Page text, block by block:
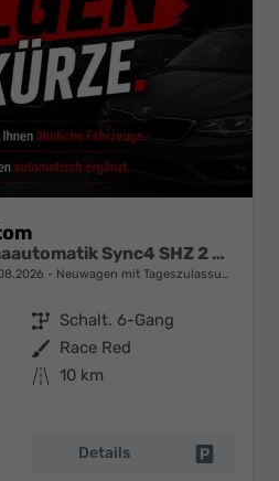
Trend 320 L1H1 Klimaautomatik Sync4 SHZ 2 x Einparkhilfe Kamera 5JG
Neuwagen mit Tageszulassung
Getriebe Schalt. 6-Gang
Außenfarbe Race Red
Kilometerstand 10 km
Details